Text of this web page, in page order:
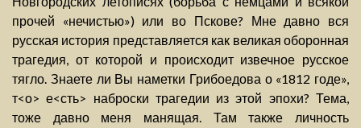
прочей «нечистью») или во Пскове? Мне давно вся
русская история представляется как великая оборонная
трагедия, от которой и происходит извечное русское
тягло. Знаете ли Вы наметки Грибоедова о «1812 годе»,
т<о> е<сть> наброски трагедии из этой эпохи? Тема,
тоже давно меня манящая. Там также личность